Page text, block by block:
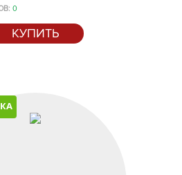
0
КУПИТЬ